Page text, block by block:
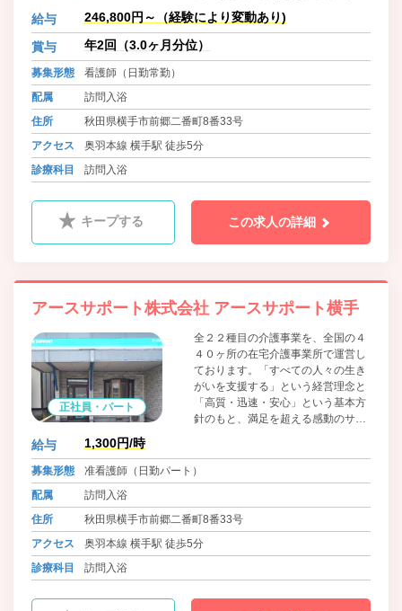
ビスをご提供します。
給与 246,800円～（経験により変動あり)
賞与 年2回（3.0ヶ月分位）
募集形態
看護師（日勤常勤）
配属
訪問入浴
住所
秋田県横手市前郷二番町8番33号
アクセス
奥羽本線 横手駅 徒歩5分
診療科目
訪問入浴
キープする この求人の詳細
アースサポート株式会社 アースサポート横手
正社員・パート
全２２種目の介護事業を、全国の４
４０ヶ所の在宅介護事業所で運営し
ております。「すべての人々の生き
がいを支援する」という経営理念と
「高質・迅速・安心」という基本方
針のもと、満足を超える感動のサー
給与 1,300円/時
募集形態
准看護師（日勤パート）
配属
訪問入浴
住所
秋田県横手市前郷二番町8番33号
アクセス
奥羽本線 横手駅 徒歩5分
診療科目
訪問入浴